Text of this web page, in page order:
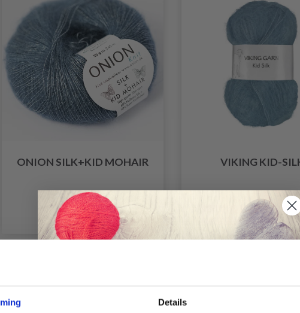
Details
ONION SILK+KID MOHAIR
EUR 14.55
VIKING KID-
EUR 6.75 EUR
L'offre expire le 31/
Économisez jusqu'à 50 %